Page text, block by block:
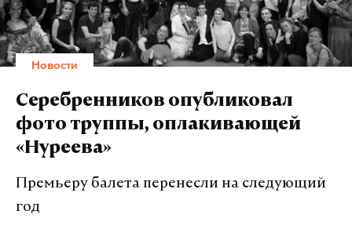
Новости
Серебренников опубликовал
фото труппы, оплакивающей
«Нуреева»
Премьеру балета перенесли на следующий
год